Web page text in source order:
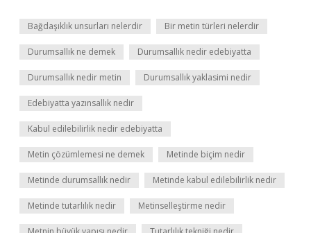
Bağdaşıklık unsurları nelerdir Bir metin türleri nelerdir
Durumsallık ne demek Durumsallık nedir edebiyatta
Durumsallık nedir metin Durumsallık yaklasimi nedir
Edebiyatta yazınsallık nedir
Kabul edilebilirlik nedir edebiyatta
Metin çözümlemesi ne demek Metinde biçim nedir
Metinde durumsallık nedir Metinde kabul edilebilirlik nedir
Metinde tutarlılık nedir Metinselleştirme nedir